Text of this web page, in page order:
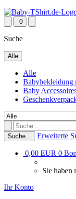
0
Suche
Alle
Alle
Babybekleidung
Baby
Suche... Erweiterte
0,00 EUR 0
Sie haben
Ihr Konto